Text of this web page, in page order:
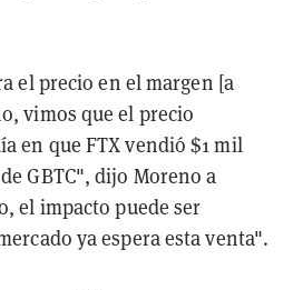
el precio en el margen [a
vimos que el precio
en que FTX vendió $1 mil
GBTC", dijo Moreno a
el impacto puede ser
ya espera esta venta".